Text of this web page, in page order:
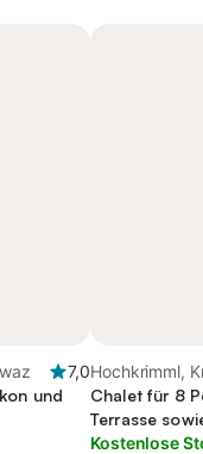
7,0
und
Hochkrimml,
Chalet für 8
Terrasse
Kostenlose